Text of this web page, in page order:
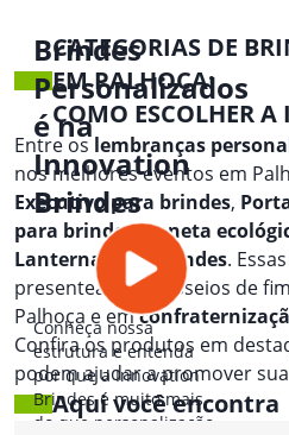
Brindes
Personalizados
é na
Innovation
Brindes
Conheça nossa
estrutura e entenda
por que a Innovation
Brindes é muito mais
do que personalização.
CATEGORIAS DE
EM PALHOÇA:
COMO ESCOLHER A
Entre oslembranças
nos melhores eventos em
Executivo para brindes,
para brindes,Caneta
Lanterna para brindes.
presentear em passeios de
Palhoça e em
Confira os produtos em
podem ajudar a promover
Aqui você encontra